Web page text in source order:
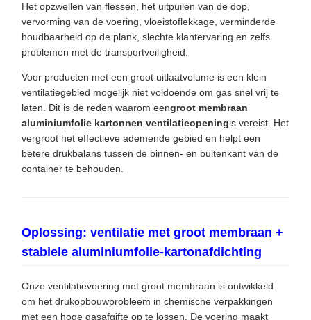
Het opzwellen van flessen, het uitpuilen van de dop,
vervorming van de voering, vloeistoflekkage, verminderde
houdbaarheid op de plank, slechte klantervaring en zelfs
problemen met de transportveiligheid.
Voor producten met een groot uitlaatvolume is een klein
ventilatiegebied mogelijk niet voldoende om gas snel vrij te
laten. Dit is de reden waarom eengroot membraan
aluminiumfolie kartonnen ventilatieopeningis vereist. Het
vergroot het effectieve ademende gebied en helpt een
betere drukbalans tussen de binnen- en buitenkant van de
container te behouden.
Oplossing: ventilatie met groot membraan +
stabiele aluminiumfolie-kartonafdichting
Onze ventilatievoering met groot membraan is ontwikkeld
om het drukopbouwprobleem in chemische verpakkingen
met een hoge gasafgifte op te lossen. De voering maakt